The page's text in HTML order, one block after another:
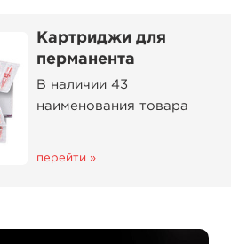
Картриджи для
перманента
В наличии 43
наименования товара
перейти »